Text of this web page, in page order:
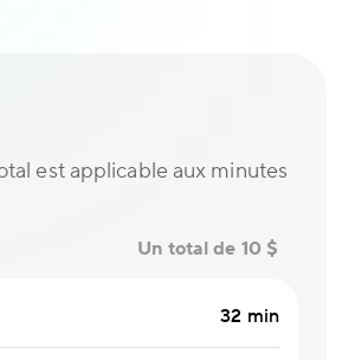
est applicable aux minutes
Un total de 10 $
32 min